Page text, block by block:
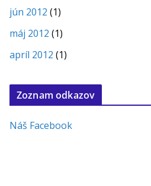
jún 2012 (1)
máj 2012 (1)
apríl 2012 (1)
Zoznam odkazov
Náš Facebook